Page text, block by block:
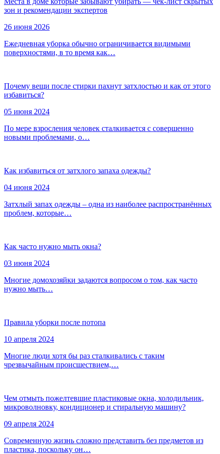
зон и рекомендации экспертов
26 июня 2026
Ежедневная уборка обычно ограничивается видимыми
поверхностями, в то время как…
Почему вещи после стирки пахнут затхлостью и как от этого
избавиться?
05 июня 2024
По мере взросления человек сталкивается с совершенно
новыми проблемами, о…
Как избавиться от затхлого запаха одежды?
04 июня 2024
Затхлый запах одежды – одна из наиболее распространённых
проблем, которые…
Как часто нужно мыть окна?
03 июня 2024
Многие домохозяйки задаются вопросом о том, как часто
нужно мыть…
Правила уборки после потопа
10 апреля 2024
Многие люди хотя бы раз сталкивались с таким
чрезвычайным происшествием,…
Чем отмыть пожелтевшие пластиковые окна, холодильник,
микроволновку, кондиционер и стиральную машину?
09 апреля 2024
Современную жизнь сложно представить без предметов из
пластика, поскольку он…